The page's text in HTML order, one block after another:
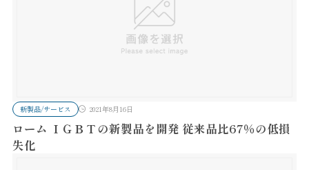
新製品/サービス 2021年8月16日
ローム ＩＧＢＴの新製品を開発 従来品比67％の低損
失化